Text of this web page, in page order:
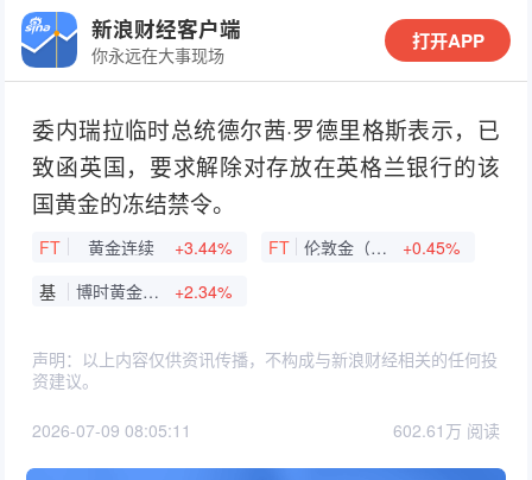
新浪财经客户端
你永远在大事现场
打开APP
委内瑞拉临时总统德尔茜·罗德里格斯表示，已
致函英国，要求解除对存放在英格兰银行的该
国黄金的冻结禁令。
FT 黄金连续 +3.44% FT 伦敦金（现货黄金）
+0.45%
基
博时黄金ETF联接C +2.34%
声明：以上内容仅供资讯传播，不构成与新浪财经相关的任何投
资建议。
2026-07-09 08:05:11 602.61万 阅读